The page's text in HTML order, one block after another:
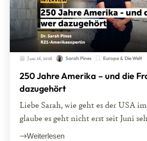
Juni 16, 2026 Sarah Pines Europa & Die Welt
250 Jahre Amerika – und die
dazugehört
Liebe Sarah, wie geht es der USA
glaube es geht nicht erst seit Juni
Weiterlesen